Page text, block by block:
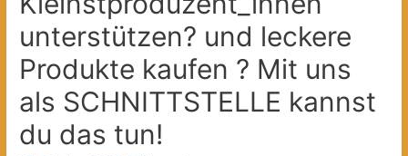
unterstützen? und leckere
Produkte kaufen ? Mit uns
als SCHNITTSTELLE kannst
du das tun!